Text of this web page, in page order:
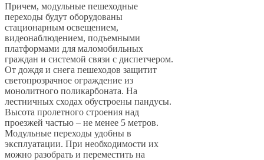
Причем, модульные пешеходные
переходы будут оборудованы
стационарным освещением,
видеонаблюдением, подъемными
платформами для маломобильных
граждан и системой связи с диспетчером.
От дождя и снега пешеходов защитит
светопрозрачное ограждение из
монолитного поликарбоната. На
лестничных сходах обустроены пандусы.
Высота пролетного строения над
проезжей частью – не менее 5 метров.
Модульные переходы удобны в
эксплуатации. При необходимости их
можно разобрать и переместить на